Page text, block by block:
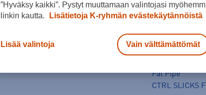
Oxdog
FSL (FastShootLight) Carbon MBC2 Smoke grey/gold lapa - salibandylapa
32,90 €
Fat Pipe
CTRL SLICKS
”Hyväksy kaikki”. Pystyt muuttamaan valintojasi
linkin kautta.
Lisätietoja K-ryhmän evästekäytännöistä
Lisää valintoja Vain välttämättömät